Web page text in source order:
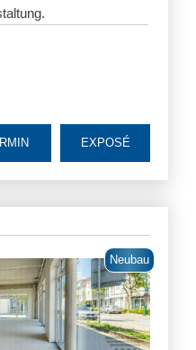
EXPOSÉ
Neubau